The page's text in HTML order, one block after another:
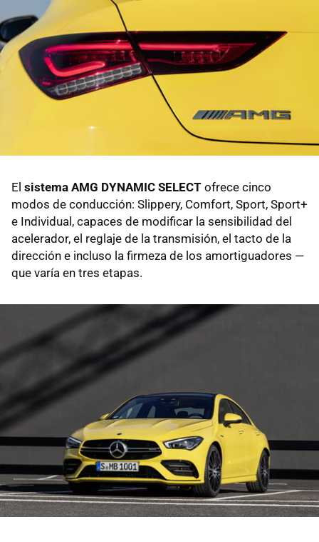
El sistema AMG DYNAMIC SELECT ofrece cinco
modos de conducción: Slippery, Comfort, Sport, Sport+
e Individual, capaces de modificar la sensibilidad del
acelerador, el reglaje de la transmisión, el tacto de la
dirección e incluso la firmeza de los amortiguadores —
que varía en tres etapas.